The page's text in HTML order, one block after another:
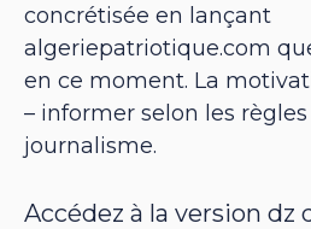
concrétisée en lançant
algeriepatriotique.com
en ce moment. La
– informer selon les
journalisme.
Accédez à la version